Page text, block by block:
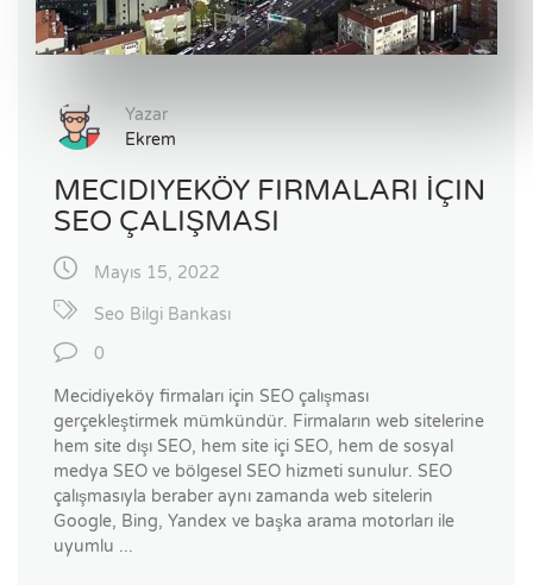
Yazar
Ekrem
MECIDIYEKÖY FIRMALARI İÇIN
SEO ÇALIŞMASI
Mayıs 15, 2022
Seo Bilgi Bankası
0
Mecidiyeköy firmaları için SEO çalışması
gerçekleştirmek mümkündür. Firmaların web sitelerine
hem site dışı SEO, hem site içi SEO, hem de sosyal
medya SEO ve bölgesel SEO hizmeti sunulur. SEO
çalışmasıyla beraber aynı zamanda web sitelerin
Google, Bing, Yandex ve başka arama motorları ile
uyumlu ...